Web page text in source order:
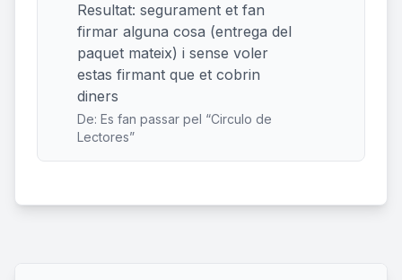
Resultat: segurament et fan
firmar alguna cosa (entrega del
paquet mateix) i sense voler
estas firmant que et cobrin
diners
De: Es fan passar pel “Circulo de
Lectores”